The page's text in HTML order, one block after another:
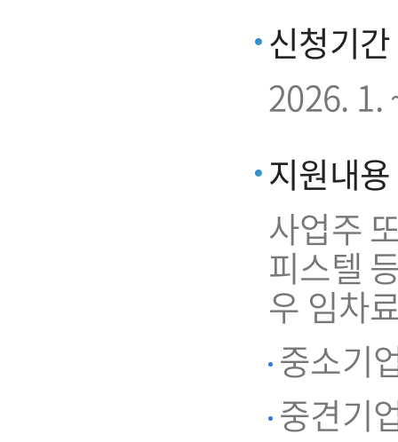
신청기간
2026. 1.
지원내용
사업주
피스텔
우 임차
중소기
중견기